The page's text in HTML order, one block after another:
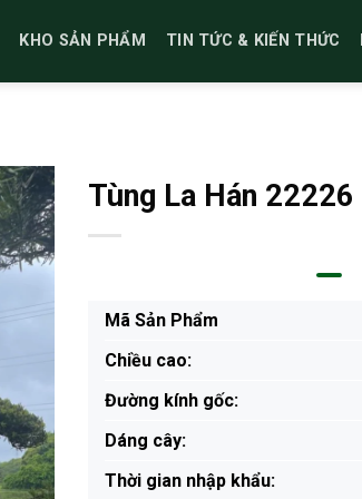
KHO SẢN PHẨM TIN TỨC & KIẾN THỨC
Tùng La Hán 22226
Mã Sản Phẩm
Chiều cao:
Đường kính gốc:
Dáng cây:
Thời gian nhập khẩu: